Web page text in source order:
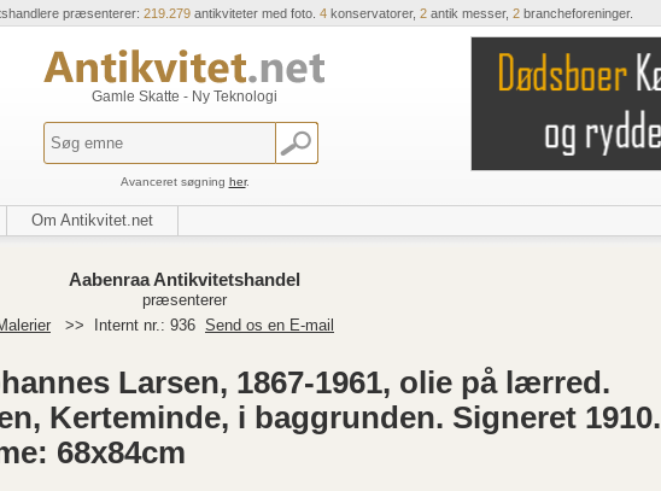
præsenterer: 219.279antikviteter med foto. 4konservatorer, 2antik messer, 2brancheforeninger.
Gamle Skatte - Ny Teknologi
Avanceret søgning her.
Om Antikvitet.net
Aabenraa Antikvitetshandel
præsenterer
>> Internt nr.: 936 Send os en E-mail
Larsen, 1867-1961, olie på lærred.
Kerteminde, i baggrunden. Signeret 1910.
68x84cm